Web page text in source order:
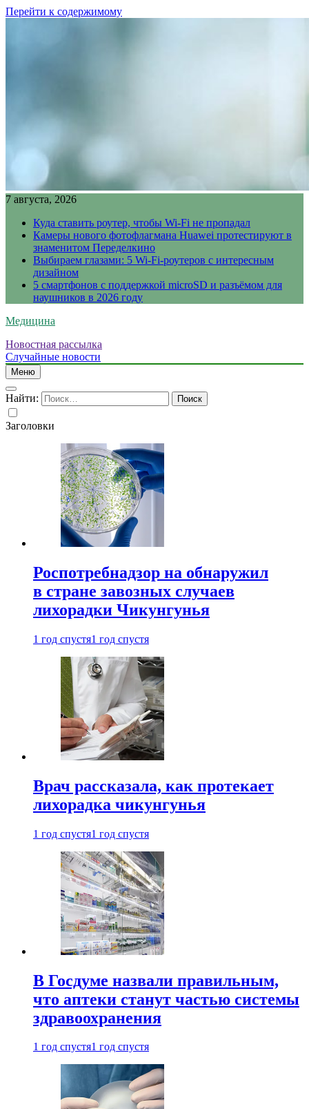
Перейти к содержимому
7 августа, 2026
Куда ставить роутер, чтобы Wi-Fi не пропадал
Камеры нового фотофлагмана Huawei протестируют в
знаменитом Переделкино
Выбираем глазами: 5 Wi-Fi-роутеров с интересным
дизайном
5 смартфонов с поддержкой microSD и разъёмом для
наушников в 2026 году
Медицина
Новостная рассылка
Случайные новости
Меню
Найти:
Заголовки
Роспотребнадзор на обнаружил
в стране завозных случаев
лихорадки Чикунгунья
1 год спустя1 год спустя
Врач рассказала, как протекает
лихорадка чикунгунья
1 год спустя1 год спустя
В Госдуме назвали правильным,
что аптеки станут частью системы
здравоохранения
1 год спустя1 год спустя